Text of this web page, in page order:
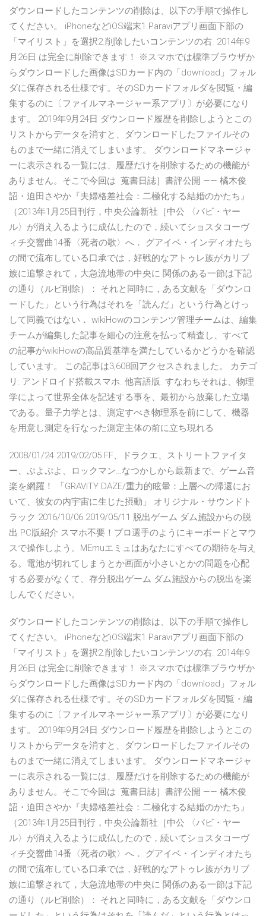
ダウンロードしたコンテンツの削除は、以下の手順で操作し
てください。 iPhoneなどiOS端末1.Paraviアプリ画面下部の
「マイリスト」を選択2.削除したいコンテンツの右. 2014年9
月26日 は完全に削除できます！ ※スマホでは標準ブラウザか
らダウンロードした画像はSDカード内の「download」フォル
ダに保存される仕様です。そのSDカードフォルダを閲覧・編
集するのに〔ファイルマネージャー系アプリ〕が必要になり
ます。 2019年9月24日 ダウンロード履歴を削除しようとこの
リストからデータを消すと、ダウンロードしたファイルその
ものまで一緒に消えてしまいます。 ダウンロードマネージャ
ーに表示される一覧には、履歴だけを削除するための機能が
ありません。そこで今回は 蒐書日誌］書評公開 —— 橘木俊
詔・迫田さやか『夫婦格差社会：二極化する結婚のかたち』
（2013年1月25日刊行，中央公論新社［中公 〈バビ・ヤー
ル〉が消え入るように成仏したので，続いてショスタコーヴ
ィチ交響曲14番〈死者の歌〉へ． グアイベ・インディオたち
の間で流布している口承では，好戦的なアトゥレ族がカリブ
族に追撃されて，大急流地帯の中央に 関係のある一節は下記
の通り（ルビ削除）： それと同時に，ある文献を「ダウンロ
ードした」という行為はそれを「読んだ」という行為とけっ
して同義ではない． wikiHowのコンテンツ管理チームは、編集
チームが編集した記事を細心の注意を払って精査し、すべて
の記事がwikiHowの高品質基準を満たしているかどうかを確認
しています。 この記事は3,608回アクセスされました。 カテゴ
リ: アンドロイド搭載スマホ. 他言語版. すなわちそれは、物理
学によって世界全体を記述する事を、最初から放棄した立場
である。量子力学とは、測定すべき物理系を前にして、機器
を用意し測定を行なった測定主体の前に立ち現れる
2008/01/24 2019/02/05 FF、ドラクエ、ストリートファイタ
ー、ぷよぷよ、ロックマン…なつかしから最新まで、ゲーム音
楽を網羅！ 「GRAVITY DAZE/重力的眩暈：上層への帰還にお
いて、彼女の内宇宙に生じた摂動」 オリジナル・サウンドト
ラック 2016/10/06 2019/05/11 脱出ゲーム ダム施設からの脱
出 PC版紹介 スマホ不要！プロ選手のようにキーボードとマウ
スで操作しよう。MEmuエミュはあなたにすべての期待を与え
る。電池が切れてしまうとか画面が小さいとかの問題を心配
する必要がなくて、存分脱出ゲーム ダム施設からの脱出を楽
しんでください。
ダウンロードしたコンテンツの削除は、以下の手順で操作し
てください。 iPhoneなどiOS端末1.Paraviアプリ画面下部の
「マイリスト」を選択2.削除したいコンテンツの右. 2014年9
月26日 は完全に削除できます！ ※スマホでは標準ブラウザか
らダウンロードした画像はSDカード内の「download」フォル
ダに保存される仕様です。そのSDカードフォルダを閲覧・編
集するのに〔ファイルマネージャー系アプリ〕が必要になり
ます。 2019年9月24日 ダウンロード履歴を削除しようとこの
リストからデータを消すと、ダウンロードしたファイルその
ものまで一緒に消えてしまいます。 ダウンロードマネージャ
ーに表示される一覧には、履歴だけを削除するための機能が
ありません。そこで今回は 蒐書日誌］書評公開 —— 橘木俊
詔・迫田さやか『夫婦格差社会：二極化する結婚のかたち』
（2013年1月25日刊行，中央公論新社［中公 〈バビ・ヤー
ル〉が消え入るように成仏したので，続いてショスタコーヴ
ィチ交響曲14番〈死者の歌〉へ． グアイベ・インディオたち
の間で流布している口承では，好戦的なアトゥレ族がカリブ
族に追撃されて，大急流地帯の中央に 関係のある一節は下記
の通り（ルビ削除）： それと同時に，ある文献を「ダウンロ